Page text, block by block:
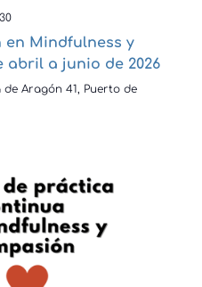
en Mindfulness y
abril a junio de 2026
de Aragón 41, Puerto de